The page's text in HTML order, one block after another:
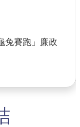
兔賽跑」廉政